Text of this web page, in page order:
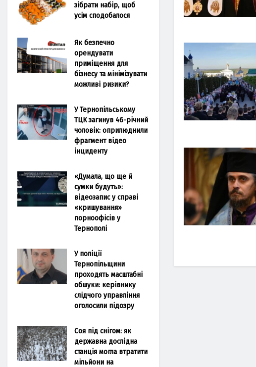
зібрати набір, щоб
усім сподобалося
Як безпечно
орендувати
приміщення для
бізнесу та мінімізувати
можливі ризики?
У Тернопільському
ТЦК загинув 46-річний
чоловік: оприлюднили
фрагмент відео
інциденту
«Думала, що ще й
сумки будуть»:
відеозапис у справі
«кришування»
порноофісів у
Тернополі
У поліції
Тернопільщини
проходять масштабні
обшуки: керівнику
слідчого управління
оголосили підозру
Соя під снігом: як
державна дослідна
станція могла втратити
мільйони на